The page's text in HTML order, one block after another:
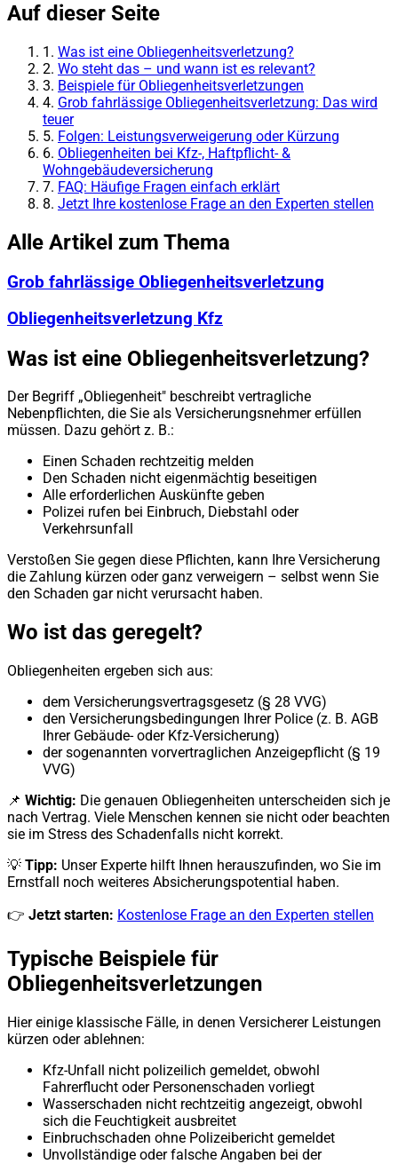
Auf dieser Seite
1. Was ist eine Obliegenheitsverletzung?
2. Wo steht das – und wann ist es relevant?
3. Beispiele für Obliegenheitsverletzungen
4. Grob fahrlässige Obliegenheitsverletzung: Das wird
teuer
5. Folgen: Leistungsverweigerung oder Kürzung
6. Obliegenheiten bei Kfz-, Haftpflicht- &
Wohngebäudeversicherung
7. FAQ: Häufige Fragen einfach erklärt
8. Jetzt Ihre kostenlose Frage an den Experten stellen
Alle Artikel zum Thema
Grob fahrlässige Obliegenheitsverletzung
Obliegenheitsverletzung Kfz
Was ist eine Obliegenheitsverletzung?
Der Begriff „Obliegenheit" beschreibt vertragliche
Nebenpflichten, die Sie als Versicherungsnehmer erfüllen
müssen. Dazu gehört z. B.:
Einen Schaden rechtzeitig melden
Den Schaden nicht eigenmächtig beseitigen
Alle erforderlichen Auskünfte geben
Polizei rufen bei Einbruch, Diebstahl oder
Verkehrsunfall
Verstoßen Sie gegen diese Pflichten, kann Ihre Versicherung
die Zahlung kürzen oder ganz verweigern – selbst wenn Sie
den Schaden gar nicht verursacht haben.
Wo ist das geregelt?
Obliegenheiten ergeben sich aus:
dem Versicherungsvertragsgesetz (§ 28 VVG)
den Versicherungsbedingungen Ihrer Police (z. B. AGB
Ihrer Gebäude- oder Kfz-Versicherung)
der sogenannten vorvertraglichen Anzeigepflicht (§ 19
VVG)
📌 Wichtig: Die genauen Obliegenheiten unterscheiden sich je
nach Vertrag. Viele Menschen kennen sie nicht oder beachten
sie im Stress des Schadenfalls nicht korrekt.
💡 Tipp: Unser Experte hilft Ihnen herauszufinden, wo Sie im
Ernstfall noch weiteres Absicherungspotential haben.
👉 Jetzt starten: Kostenlose Frage an den Experten stellen
Typische Beispiele für
Obliegenheitsverletzungen
Hier einige klassische Fälle, in denen Versicherer Leistungen
kürzen oder ablehnen:
Kfz-Unfall nicht polizeilich gemeldet, obwohl
Fahrerflucht oder Personenschaden vorliegt
Wasserschaden nicht rechtzeitig angezeigt, obwohl
sich die Feuchtigkeit ausbreitet
Einbruchschaden ohne Polizeibericht gemeldet
Unvollständige oder falsche Angaben bei der